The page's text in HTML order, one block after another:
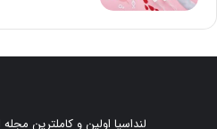
لنداسپا اولین و کاملترین